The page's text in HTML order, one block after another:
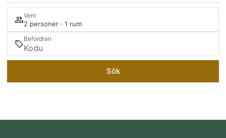
Vem
2 personer · 1 rum
Befordran
Sök